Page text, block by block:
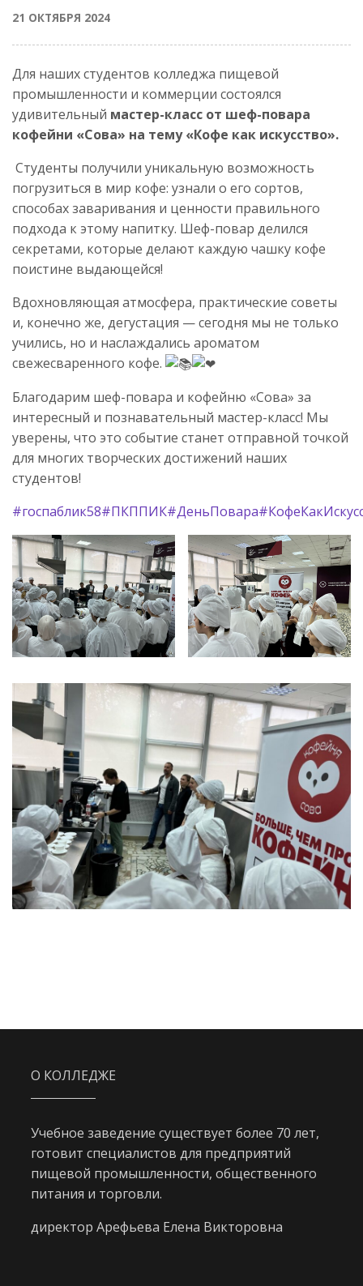
21 ОКТЯБРЯ 2024
Для наших студентов колледжа пищевой
промышленности и коммерции состоялся
удивительный мастер-класс от шеф-повара
кофейни «Сова» на тему «Кофе как искусство».
Студенты получили уникальную возможность
погрузиться в мир кофе: узнали о его сортов,
способах заваривания и ценности правильного
подхода к этому напитку. Шеф-повар делился
секретами, которые делают каждую чашку кофе
поистине выдающейся!
Вдохновляющая атмосфера, практические советы
и, конечно же, дегустация — сегодня мы не только
учились, но и наслаждались ароматом
свежесваренного кофе.
Благодарим шеф-повара и кофейню «Сова» за
интересный и познавательный мастер-класс! Мы
уверены, что это событие станет отправной точкой
для многих творческих достижений наших
студентов!
#госпаблик58#ПКППИК#ДеньПовара
О КОЛЛЕДЖЕ
Учебное заведение существует более 70 лет,
готовит специалистов для предприятий
пищевой промышленности, общественного
питания и торговли.
директор Арефьева Елена Викторовна